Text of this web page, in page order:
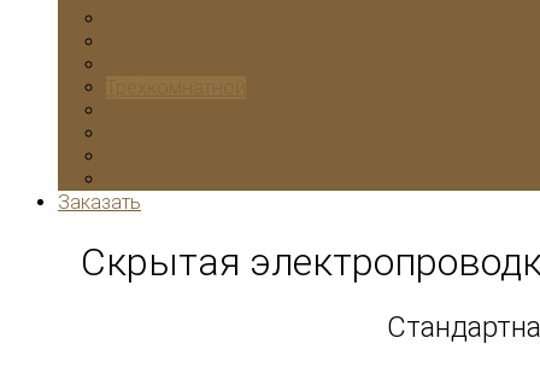
Заказать
Скрытая